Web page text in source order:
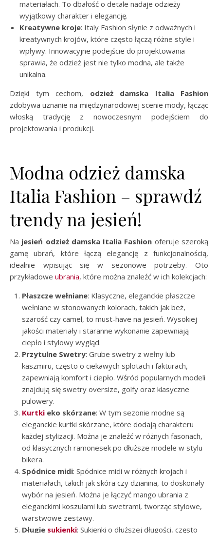
materiałach. To dbałość o detale nadaje odzieży
wyjątkowy charakter i elegancję.
Kreatywne kroje: Italy Fashion słynie z odważnych i
kreatywnych krojów, które często łączą różne style i
wpływy. Innowacyjne podejście do projektowania
sprawia, że odzież jest nie tylko modna, ale także
unikalna.
Dzięki tym cechom, odzież damska Italia Fashion
zdobywa uznanie na międzynarodowej scenie mody, łącząc
włoską tradycję z nowoczesnym podejściem do
projektowania i produkcji.
Modna odzież damska
Italia Fashion – sprawdź
trendy na jesień!
Na jesień odzież damska Italia Fashion oferuje szeroką
gamę ubrań, które łączą elegancję z funkcjonalnością,
idealnie wpisując się w sezonowe potrzeby. Oto
przykładowe ubrania, które można znaleźć w ich kolekcjach:
Płaszcze wełniane: Klasyczne, eleganckie płaszcze
wełniane w stonowanych kolorach, takich jak beż,
szarość czy camel, to must-have na jesień. Wysokiej
jakości materiały i staranne wykonanie zapewniają
ciepło i stylowy wygląd.
Przytulne Swetry: Grube swetry z wełny lub
kaszmiru, często o ciekawych splotach i fakturach,
zapewniają komfort i ciepło. Wśród popularnych modeli
znajdują się swetry oversize, golfy oraz klasyczne
pulowery.
Kurtki eko skórzane: W tym sezonie modne są
eleganckie kurtki skórzane, które dodają charakteru
każdej stylizacji. Można je znaleźć w różnych fasonach,
od klasycznych ramonesek po dłuższe modele w stylu
bikera.
Spódnice midi: Spódnice midi w różnych krojach i
materiałach, takich jak skóra czy dzianina, to doskonały
wybór na jesień. Można je łączyć mango ubrania z
eleganckimi koszulami lub swetrami, tworząc stylowe,
warstwowe zestawy.
Długie sukienki: Sukienki o dłuższej długości, często